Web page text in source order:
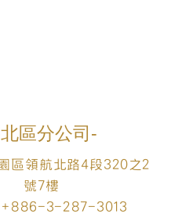
區分公司-
區領航北路4段320之2
號7樓
+886-3-287-3013